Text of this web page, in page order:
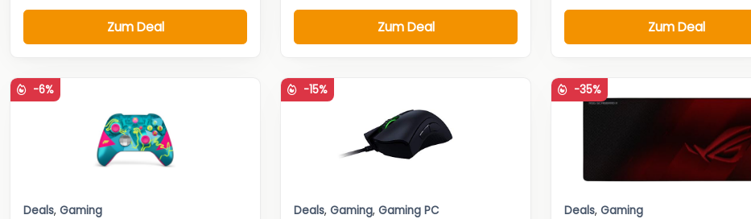
Zum Deal Zum Deal Zum Deal
-6%
Deals, Gaming
-15%
Deals, Gaming, Gaming PC
-35%
Deals, Gaming